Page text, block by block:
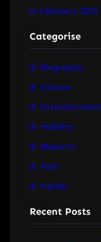
February 2025
Categorise
Biography
Culture
Entertainment
Mobility
Research
Tech
trends
Recent Posts